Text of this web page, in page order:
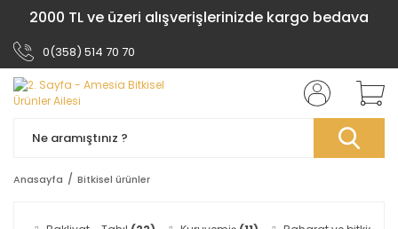
2000 TL ve üzeri alışverişlerinizde kargo bedava
0(358) 514 70 70
Anasayfa Bitkisel ürünler